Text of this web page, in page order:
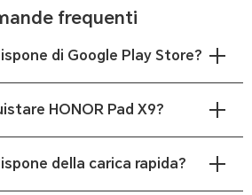
frequenti
di Google Play Store?
e installare le app da Play Store su
HONOR Pad X9?
conveniente, che offra prestazioni e
della carica rapida?